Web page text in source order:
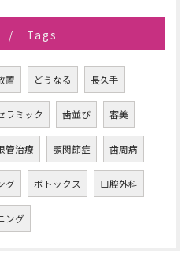
Tags
置 どうなる 長久手
ラミック 歯並び 審美
管治療 顎関節症 歯周病
グ ボトックス 口腔外科
ング